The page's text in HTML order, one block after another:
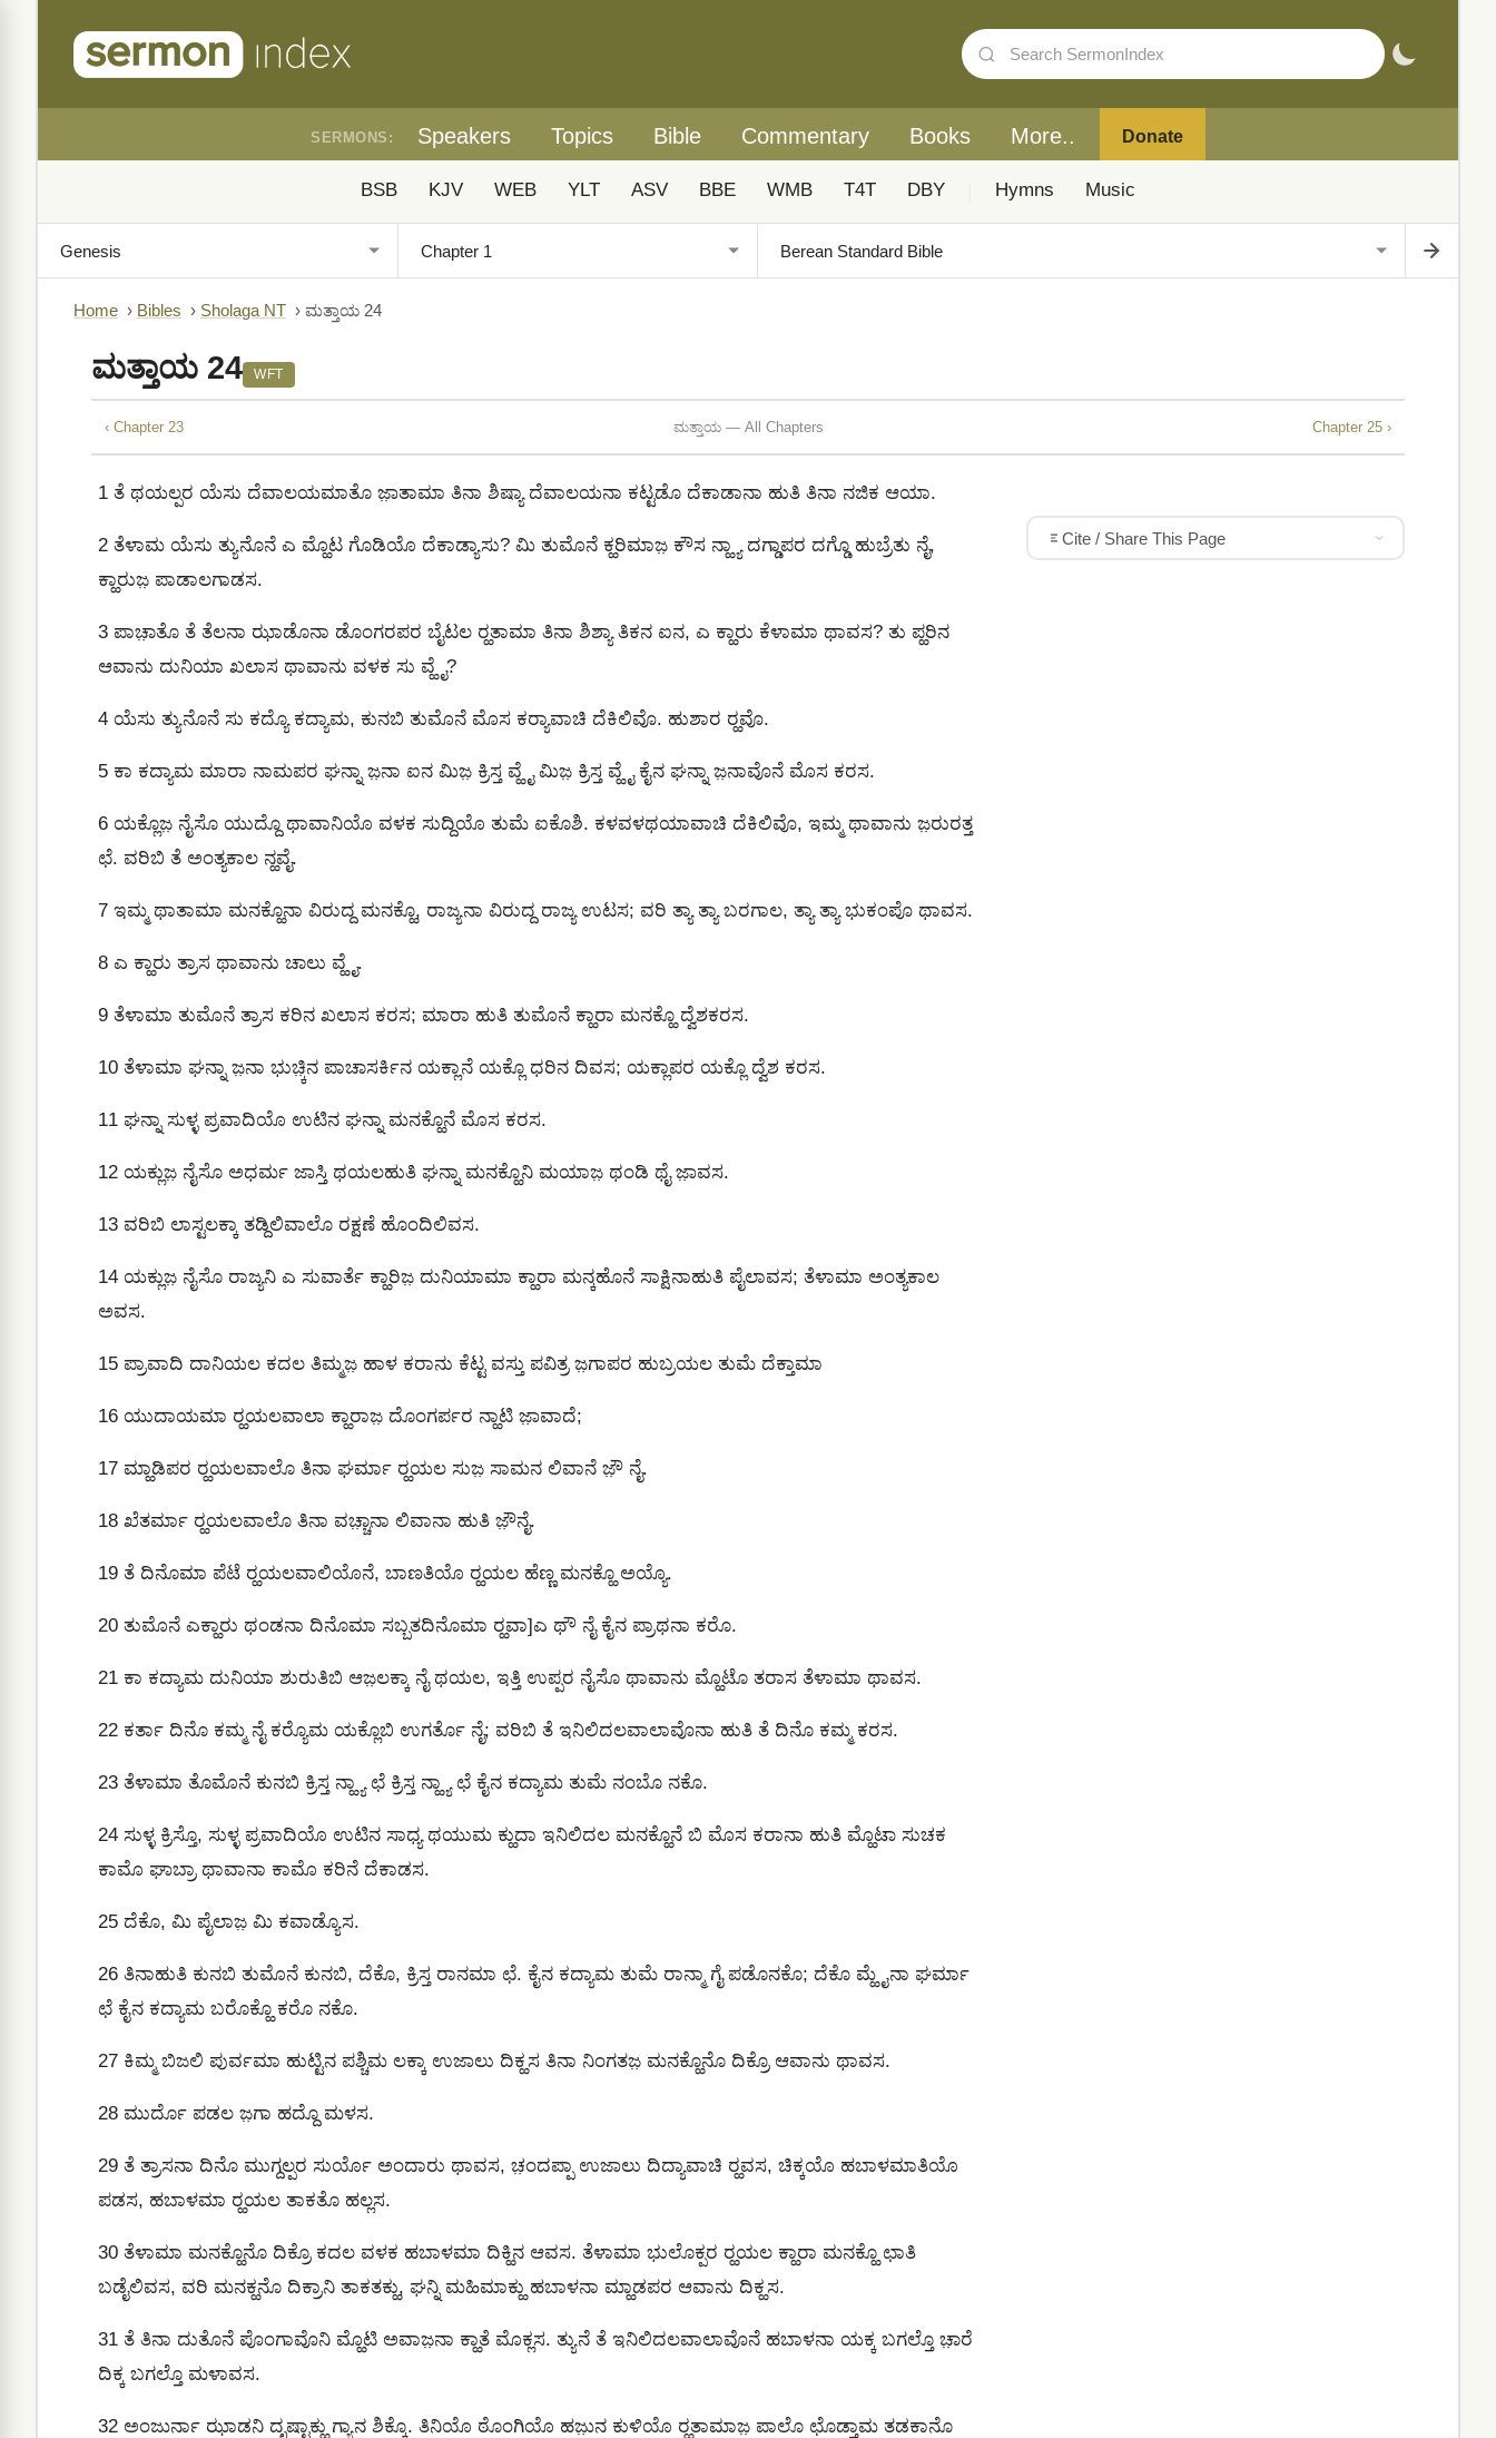
SERMONS: Speakers Topics Bible Commentary Books More.. Donate
BSB KJV WEB YLT ASV BBE WMB T4T DBY Hymns Music
Home › Bibles › Sholaga NT › ಮತ್ತಾಯ 24
ಮತ್ತಾಯ 24 WFT
‹ Chapter 23 ಮತ್ತಾಯ — All Chapters Chapter 25 ›
1 ತೆ ಥಯಲ್ಪರ ಯೆಸು ದೆವಾಲಯಮಾತೊ ಜಾ಼ತಾಮಾ ತಿನಾ ಶಿಷ್ಯಾ ದೆವಾಲಯನಾ ಕಟ್ಟಡೊ ದೆಕಾಡಾನಾ ಹುತಿ ತಿನಾ ನಜಿಕ ಆಯಾ.
2 ತೆಳಾಮ ಯೆಸು ತ್ಯುನೊನೆ ಎ ಮ್ಹೊಟ ಗೊಡಿಯೊ ದೆಕಾಡ್ಯಾಸು? ಮಿ ತುಮೊನೆ ಕ್ಹರಿಮಾಜ಼ ಕೌಸ ನ್ಹ್ಯಾ ದಗ್ಡಾಪರ ದಗ್ಡೊ ಹುಬ್ರೆತು ನೈ,
ಕ್ಹಾರುಜ಼ ಪಾಡಾಲಗಾಡಸ.
3 ಪಾಚಾ಼ತೊ ತೆ ತೆಲನಾ ಝಾಡೊನಾ ಡೊಂಗರಪರ ಬೈಟಲ ರ‍್ಹತಾಮಾ ತಿನಾ ಶಿಶ್ಯಾ ತಿಕನ ಐನ, ಎ ಕ್ಹಾರು ಕೆಳಾಮಾ ಥಾವಸ? ತು ಪ್ಹರಿನ
ಆವಾನು ದುನಿಯಾ ಖಲಾಸ ಥಾವಾನು ವಳಕ ಸು ವ್ಹೈ?
4 ಯೆಸು ತ್ಯುನೊನೆ ಸು ಕದ್ಯೊ ಕದ್ಯಾಮ, ಕುನಬಿ ತುಮೊನೆ ಮೊಸ ಕರ‍್ಯಾವಾಚಿ ದೆಕಿಲಿವೊ. ಹುಶಾರ ರ‍್ಹವೊ.
5 ಕಾ ಕದ್ಯಾಮ ಮಾರಾ ನಾಮಪರ ಘನ್ನಾ ಜ಼ನಾ ಐನ ಮಿಜ಼ ಕ್ರಿಸ್ತ ವ್ಹೈ ಮಿಜ಼ ಕ್ರಿಸ್ತ ವ್ಹೈ ಕೈನ ಘನ್ನಾ ಜ಼ನಾವೊನೆ ಮೊಸ ಕರಸ.
6 ಯಕ್ಲೊಜ಼ ನೈಸೊ ಯುದ್ದೊ ಥಾವಾನಿಯೊ ವಳಕ ಸುದ್ದಿಯೊ ತುಮೆ ಐಕೊಶಿ. ಕಳವಳಥಯಾವಾಚಿ ದೆಕಿಲಿವೊ, ಇಮ್ಮ ಥಾವಾನು ಜ಼ರುರತ್ತ
ಛೆ. ವರಿಬಿ ತೆ ಅಂತ್ಯಕಾಲ ನ್ಹವೈ.
7 ಇಮ್ಮ ಥಾತಾಮಾ ಮನಕ್ಹೊನಾ ವಿರುದ್ದ ಮನಕ್ಹೊ, ರಾಜ್ಯನಾ ವಿರುದ್ದ ರಾಜ್ಯ ಉಟಸ; ವರಿ ತ್ಯಾ ತ್ಯಾ ಬರಗಾಲ, ತ್ಯಾ ತ್ಯಾ ಭುಕಂಪೊ ಥಾವಸ.
8 ಎ ಕ್ಹಾರು ತ್ರಾಸ ಥಾವಾನು ಚಾಲು ವ್ಹೈ.
9 ತೆಳಾಮಾ ತುಮೊನೆ ತ್ರಾಸ ಕರಿನ ಖಲಾಸ ಕರಸ; ಮಾರಾ ಹುತಿ ತುಮೊನೆ ಕ್ಹಾರಾ ಮನಕ್ಹೊ ದ್ವೆಶಕರಸ.
10 ತೆಳಾಮಾ ಘನ್ನಾ ಜ಼ನಾ ಭುಚ಼್ಕಿನ ಪಾಚಾಸರ್ಕಿನ ಯಕ್ಲಾನೆ ಯಕ್ಲೊ ಧರಿನ ದಿವಸ; ಯಕ್ಲಾಪರ ಯಕ್ಲೊ ದ್ವೆಶ ಕರಸ.
11 ಘನ್ನಾ ಸುಳ್ಳ ಪ್ರವಾದಿಯೊ ಉಟಿನ ಘನ್ನಾ ಮನಕ್ಹೊನೆ ಮೊಸ ಕರಸ.
12 ಯಕ್ಲುಜ಼ ನೈಸೊ ಅಧರ್ಮ ಜಾಸ್ತಿ ಥಯಲಹುತಿ ಘನ್ನಾ ಮನಕ್ಹೊನಿ ಮಯಾಜ಼ ಥಂಡಿ ಥೈ ಜಾ಼ವಸ.
13 ವರಿಬಿ ಲಾಸ್ಟಲಕ್ಕಾ ತಡ್ದಿಲಿವಾಲೊ ರಕ್ಷಣೆ ಹೊಂದಿಲಿವಸ.
14 ಯಕ್ಲುಜ಼ ನೈಸೊ ರಾಜ್ಯನಿ ಎ ಸುವಾರ್ತೆ ಕ್ಹಾರಿಜ಼ ದುನಿಯಾಮಾ ಕ್ಹಾರಾ ಮನ್ಕಹೊನೆ ಸಾಕ್ಷಿನಾಹುತಿ ಪೈಲಾವಸ; ತೆಳಾಮಾ ಅಂತ್ಯಕಾಲ
ಅವಸ.
15 ಪ್ರಾವಾದಿ ದಾನಿಯಲ ಕದಲ ತಿಮ್ಮಜ಼ ಹಾಳ ಕರಾನು ಕೆಟ್ಟ ವಸ್ತು ಪವಿತ್ರ ಜ಼ಗಾಪರ ಹುಬ್ರಯಲ ತುಮೆ ದೆಕ್ತಾಮಾ
16 ಯುದಾಯಮಾ ರ‍್ಹಯಲವಾಲಾ ಕ್ಹಾರಾಜ಼ ದೊಂಗರ್ಪರ ನ್ಹಾಟಿ ಜಾ಼ವಾದೆ;
17 ಮ್ಹಾಡಿಪರ ರ‍್ಹಯಲವಾಲೊ ತಿನಾ ಘರ್ಮಾ ರ‍್ಹಯಲ ಸುಜ಼ ಸಾಮನ ಲಿವಾನೆ ಜ಼ೌ ನೈ.
18 ಖೆತರ್ಮಾ ರ‍್ಹಯಲವಾಲೊ ತಿನಾ ವಚ್ಚಾ಼ನಾ ಲಿವಾನಾ ಹುತಿ ಜೌ಼ನೈ.
19 ತೆ ದಿನೊಮಾ ಪೆಟೆ ರ‍್ಹಯಲವಾಲಿಯೊನೆ, ಬಾಣತಿಯೊ ರ‍್ಹಯಲ ಹೆಣ್ಣ ಮನಕ್ಹೊ ಅಯ್ಯೊ.
20 ತುಮೊನೆ ಎಕ್ಹಾರು ಥಂಡನಾ ದಿನೊಮಾ ಸಬ್ಬತದಿನೊಮಾ ರ‍್ಹವಾ]ಎ ಥೌ ನೈ ಕೈನ ಪ್ರಾಥನಾ ಕರೊ.
21 ಕಾ ಕದ್ಯಾಮ ದುನಿಯಾ ಶುರುತಿಬಿ ಆಜ಼ಲಕ್ಕಾ ನೈ ಥಯಲ, ಇತ್ತಿ ಉಪ್ಪರ ನೈಸೊ ಥಾವಾನು ಮ್ಹೊಟೊ ತರಾಸ ತೆಳಾಮಾ ಥಾವಸ.
22 ಕರ್ತಾ ದಿನೊ ಕಮ್ಮ ನೈ ಕರ‍್ಯೊಮ ಯಕ್ಲೊಬಿ ಉಗರ್ತೊ ನೈ; ವರಿಬಿ ತೆ ಇನಿಲಿದಲವಾಲಾವೊನಾ ಹುತಿ ತೆ ದಿನೊ ಕಮ್ಮ ಕರಸ.
23 ತೆಳಾಮಾ ತೊಮೊನೆ ಕುನಬಿ ಕ್ರಿಸ್ತ ನ್ಹ್ಯಾ ಛೆ ಕ್ರಿಸ್ತ ನ್ಹ್ಯಾ ಛೆ ಕೈನ ಕದ್ಯಾಮ ತುಮೆ ನಂಬೊ ನಕೊ.
24 ಸುಳ್ಳ ಕ್ರಿಸ್ತೊ, ಸುಳ್ಳ ಪ್ರವಾದಿಯೊ ಉಟಿನ ಸಾಧ್ಯ ಥಯುಮ ಕ್ಹುದಾ ಇನಿಲಿದಲ ಮನಕ್ಹೊನೆ ಬಿ ಮೊಸ ಕರಾನಾ ಹುತಿ ಮ್ಹೊಟಾ ಸುಚಕ
ಕಾಮೊ ಘಾಬ್ರಾ ಥಾವಾನಾ ಕಾಮೊ ಕರಿನೆ ದೆಕಾಡಸ.
25 ದೆಕೊ, ಮಿ ಪೈಲಾಜ಼ ಮಿ ಕವಾಡ್ಯೊಸ.
26 ತಿನಾಹುತಿ ಕುನಬಿ ತುಮೊನೆ ಕುನಬಿ, ದೆಕೊ, ಕ್ರಿಸ್ತ ರಾನಮಾ ಛೆ. ಕೈನ ಕದ್ಯಾಮ ತುಮೆ ರಾನ್ಮಾ ಗೈ ಪಡೊನಕೊ; ದೆಕೊ ಮ್ಹೈನಾ ಘರ್ಮಾ
ಛೆ ಕೈನ ಕದ್ಯಾಮ ಬರೊಕ್ಹೊ ಕರೊ ನಕೊ.
27 ಕಿಮ್ಮ ಬಿಜಲಿ ಪುರ್ವಮಾ ಹುಟ್ಟಿನ ಪಶ್ಚಿಮ ಲಕ್ಕಾ ಉಜಾಲು ದಿಕ್ಹಸ ತಿನಾ ನಿಂಗತಜ಼ ಮನಕ್ಹೊನೊ ದಿಕ್ರೊ ಆವಾನು ಥಾವಸ.
28 ಮುರ್ದೊ ಪಡಲ ಜ಼ಗಾ ಹದ್ದೊ ಮಳಸ.
29 ತೆ ತ್ರಾಸನಾ ದಿನೊ ಮುಗ್ದಲ್ಪರ ಸುರ್ಯೊ ಅಂದಾರು ಥಾವಸ, ಚ಼ಂದಪ್ಪಾ ಉಜಾಲು ದಿದ್ಯಾವಾಚಿ ರ‍್ಹವಸ, ಚಿಕ್ಕಯೊ ಹಬಾಳಮಾತಿಯೊ
ಪಡಸ, ಹಬಾಳಮಾ ರ‍್ಹಯಲ ತಾಕತೊ ಹಲ್ಲಸ.
30 ತೆಳಾಮಾ ಮನಕ್ಹೊನೊ ದಿಕ್ರೊ ಕದಲ ವಳಕ ಹಬಾಳಮಾ ದಿಕ್ಹಿನ ಆವಸ. ತೆಳಾಮಾ ಭುಲೊಕ್ಪರ ರ‍್ಹಯಲ ಕ್ಹಾರಾ ಮನಕ್ಹೊ ಛಾತಿ
ಬಡೈಲಿವಸ, ವರಿ ಮನಕ್ಹನೊ ದಿಕ್ರಾನಿ ತಾಕತಕ್ಹು, ಘನ್ನಿ ಮಹಿಮಾಕ್ಹು ಹಬಾಳನಾ ಮ್ಹಾಡಪರ ಆವಾನು ದಿಕ್ಹಸ.
31 ತೆ ತಿನಾ ದುತೊನೆ ಪೊಂಗಾವೊನಿ ಮ್ಹೊಟಿ ಅವಾಜ಼ನಾ ಕ್ಹಾತೆ ಮೊಕ್ಲಸ. ತ್ಯುನೆ ತೆ ಇನಿಲಿದಲವಾಲಾವೊನೆ ಹಬಾಳನಾ ಯಕ್ಕ ಬಗಲ್ತೊ ಚಾ಼ರೆ
ದಿಕ್ಕ ಬಗಲ್ತೊ ಮಳಾವಸ.
32 ಅಂಜುರ್ನಾ ಝಾಡನಿ ದೃಷ್ಟಾಕ್ಹು ಗ್ಯಾನ ಶಿಕ್ಕೊ. ತಿನಿಯೊ ಠೊಂಗಿಯೊ ಹಜು಼ನ ಕುಳಿಯೊ ರ‍್ಹತಾಮಾಜ಼ ಪಾಲೊ ಛೊಡ್ತಾಮ ತಡಕಾನೊ
Cite / Share This Page